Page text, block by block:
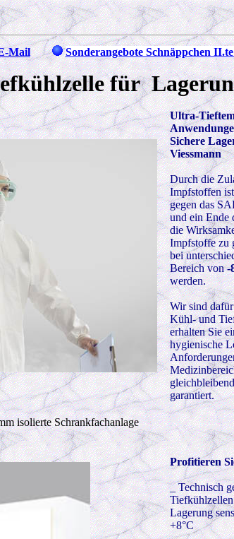
Mail Sonderangebote Schnäppchen
für
Ultra-
Sichere
Viessmann
Durch die
Impfstoffen
gegen das
und ein Ende
die
Impfstoffe zu
bei
Bereich von-
werden.
Wir sind
Kühl- und
erhalten Sie
hygienische
garantiert.
isolierte Schrankfachanlage
Profitieren
_Technisch
Lagerung
+8°C